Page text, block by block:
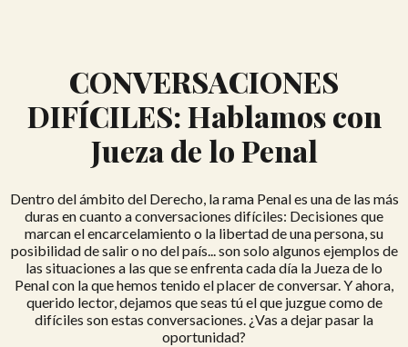
CONVERSACIONES
DIFÍCILES: Hablamos con
Jueza de lo Penal
Dentro del ámbito del Derecho, la rama Penal es una de las más
duras en cuanto a conversaciones difíciles: Decisiones que
marcan el encarcelamiento o la libertad de una persona, su
posibilidad de salir o no del país... son solo algunos ejemplos de
las situaciones a las que se enfrenta cada día la Jueza de lo
Penal con la que hemos tenido el placer de conversar. Y ahora,
querido lector, dejamos que seas tú el que juzgue como de
difíciles son estas conversaciones. ¿Vas a dejar pasar la
oportunidad?